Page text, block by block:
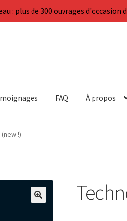
: plus de 300 ouvrages d'occasion
FAQ À propos
!)